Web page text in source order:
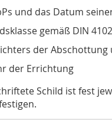
und das Datum
gemäß DIN
der Abschottung
der Errichtung
Schild ist fest